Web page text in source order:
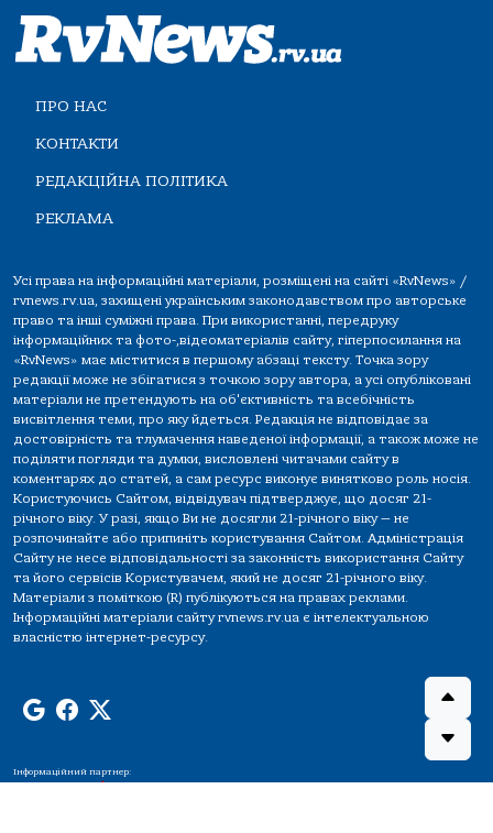
ПРО НАС
КОНТАКТИ
РЕДАКЦІЙНА ПОЛІТИКА
РЕКЛАМА
Усі права на інформаційні матеріали, розміщені на сайті «RvNews» /
rvnews.rv.ua, захищені українським законодавством про авторське
право та інші суміжні права. При використанні, передруку
інформаційних та фото-,відеоматеріалів сайту, гіперпосилання на
«RvNews» має міститися в першому абзаці тексту. Точка зору
редакції може не збігатися з точкою зору автора, а усі опубліковані
матеріали не претендують на об'єктивність та всебічність
висвітлення теми, про яку йдеться. Редакція не відповідає за
достовірність та тлумачення наведеної інформації, а також може не
поділяти погляди та думки, висловлені читачами сайту в
коментарях до статей, а сам ресурс виконує винятково роль носія.
Користуючись Сайтом, відвідувач підтверджує, що досяг 21-
річного віку. У разі, якщо Ви не досягли 21-річного віку — не
розпочинайте або припиніть користування Сайтом. Адміністрація
Сайту не несе відповідальності за законність використання Сайту
та його сервісів Користувачем, який не досяг 21-річного віку.
Матеріали з поміткою (R) публікуються на правах реклами.
Інформаційні матеріали сайту rvnews.rv.ua є інтелектуальною
власністю інтернет-ресурсу.
Інформаційний партнер: